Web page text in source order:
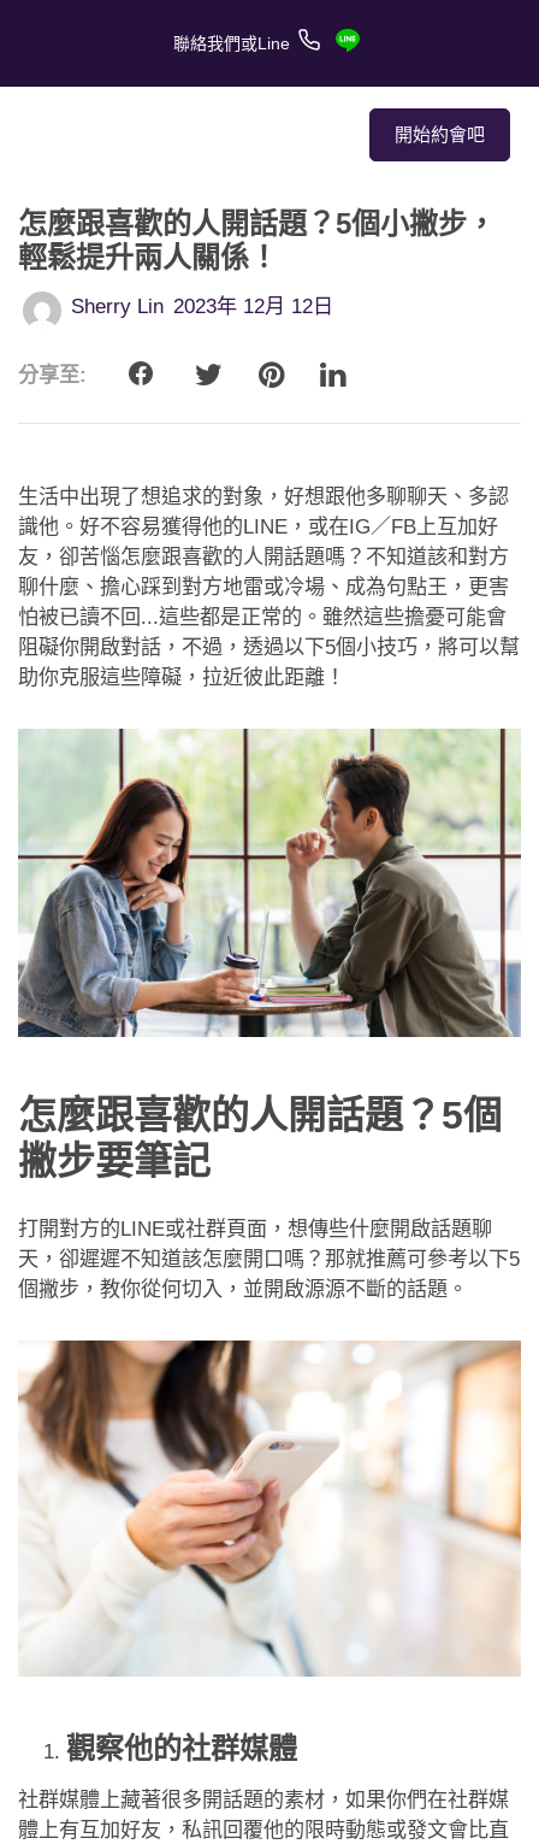
聯絡我們或Line
開始約會吧
關於我們
關於服務
約會技巧
約會助理App
聯絡我們
怎麼跟喜歡的人開話題？5個小撇步，
輕鬆提升兩人關係！
Sherry Lin 2023年 12月 12日
分享至:
生活中出現了想追求的對象，好想跟他多聊聊天、多認
識他。好不容易獲得他的LINE，或在IG／FB上互加好
友，卻苦惱怎麼跟喜歡的人開話題嗎？不知道該和對方
聊什麼、擔心踩到對方地雷或冷場、成為句點王，更害
怕被已讀不回...這些都是正常的。雖然這些擔憂可能會
阻礙你開啟對話，不過，透過以下5個小技巧，將可以幫
助你克服這些障礙，拉近彼此距離！
怎麼跟喜歡的人開話題？5個
撇步要筆記
打開對方的LINE或社群頁面，想傳些什麼開啟話題聊
天，卻遲遲不知道該怎麼開口嗎？那就推薦可參考以下5
個撇步，教你從何切入，並開啟源源不斷的話題。
觀察他的社群媒體
社群媒體上藏著很多開話題的素材，如果你們在社群媒
體上有互加好友，私訊回覆他的限時動態或發文會比直